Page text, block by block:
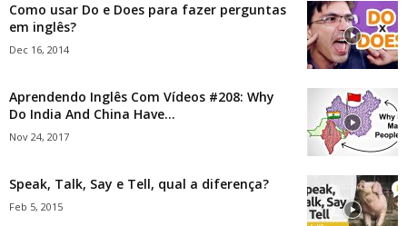
Como usar Do e Does para fazer perguntas
em inglês?
Dec 16, 2014
Aprendendo Inglês Com Vídeos #208: Why
Do India And China Have...
Nov 24, 2017
Speak, Talk, Say e Tell, qual a diferença?
Feb 5, 2015